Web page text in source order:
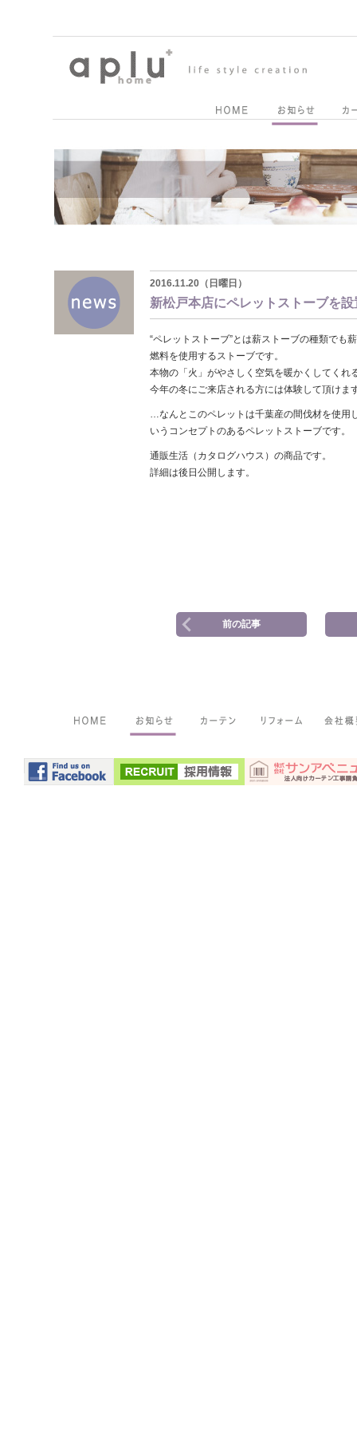
2016.11.20（日曜日）
新松戸本店にペレットストーブを
“ペレットストーブ”とは薪ストーブの種類でも
燃料を使用するストーブです。
本物の「火」がやさしく空気を暖かくしてくれ
今年の冬にご来店される方には体験して頂けま
…なんとこのペレットは千葉産の間伐材を使用
いうコンセプトのあるペレットストーブです。
通販生活（カタログハウス）の商品です。
詳細は後日公開します。
前の記事